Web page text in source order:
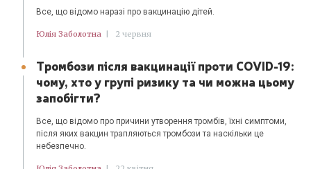
Все, що відомо наразі про вакцинацію дітей.
Юлія Заболотна | 2 червня
Тромбози після вакцинації проти COVID-19:
чому, хто у групі ризику та чи можна цьому
запобігти?
Все, що відомо про причини утворення тромбів, їхні симптоми,
після яких вакцин трапляються тромбози та наскільки це
небезпечно.